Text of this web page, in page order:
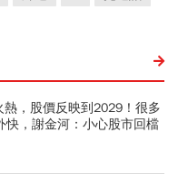
，股價反映到2029！很多
快，謝金河：小心股市回檔